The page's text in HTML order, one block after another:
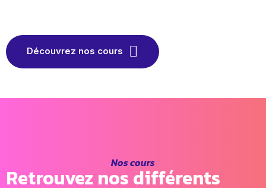
Découvrez nos cours
Nos cours
Retrouvez nos différents